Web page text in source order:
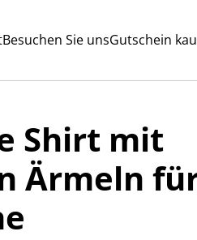
Besuchen Sie unsGutschein
Shirt mit
Ärmeln